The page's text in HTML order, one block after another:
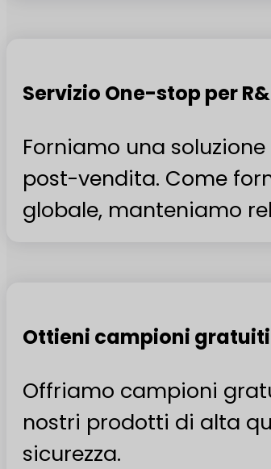
Servizio One-stop per
Forniamo una
post-vendita. Come
globale, manteniamo
Ottieni campioni
Offriamo campioni
nostri prodotti di alta
sicurezza.